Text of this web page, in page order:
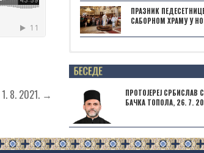
8. 2021. →
ПРАЗНИК
САБОРНОМ ХРАМУ У
Posts not found
ПРОТОЈЕРЕЈ СРБИСЛАВ
БАЧКА ТОПОЛА, 26. 7.